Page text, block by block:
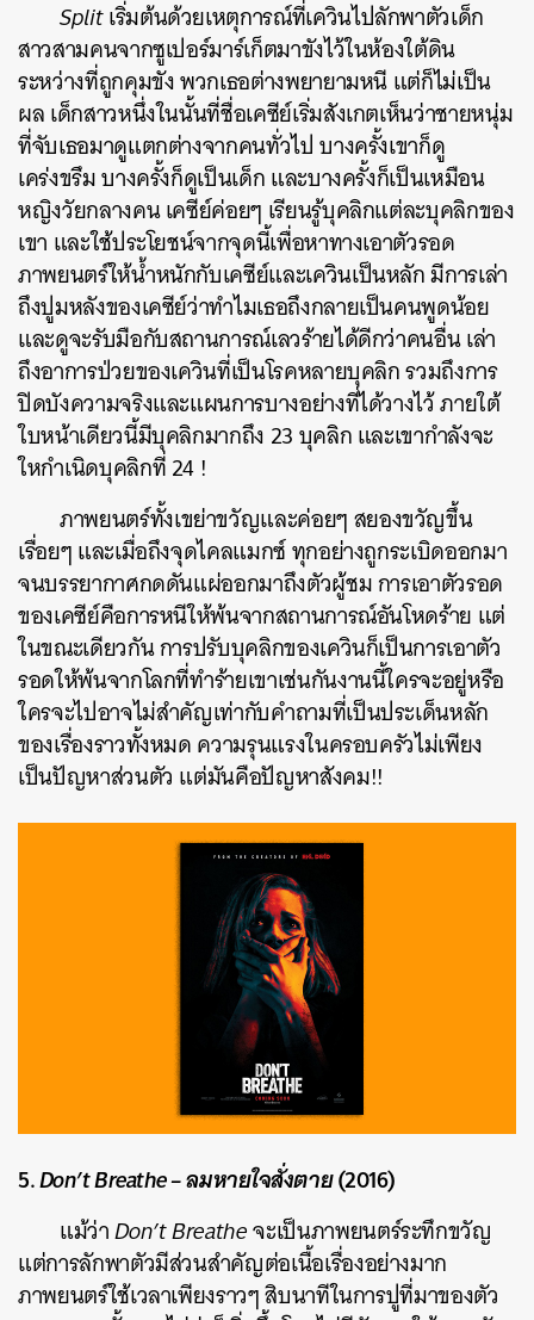
Splitเริ่มต้นด้วยเหตุการณ์ที่เควินไปลักพาตัวเด็ก
สาวสามคนจากซูเปอร์มาร์เก็ตมาขังไว้ในห้องใต้ดิน
ระหว่างที่ถูกคุมขัง พวกเธอต่างพยายามหนี แต่ก็ไม่เป็น
ผล เด็กสาวหนึ่งในนั้นที่ชื่อเคซีย์เริ่มสังเกตเห็นว่าชายหนุ่ม
ที่จับเธอมาดูแตกต่างจากคนทั่วไป บางครั้งเขาก็ดู
เคร่งขรึม บางครั้งก็ดูเป็นเด็ก และบางครั้งก็เป็นเหมือน
หญิงวัยกลางคน เคซีย์ค่อยๆ เรียนรู้บุคลิกแต่ละบุคลิกของ
เขา และใช้ประโยชน์จากจุดนี้เพื่อหาทางเอาตัวรอด
ภาพยนตร์ให้น้ำหนักกับเคซีย์และเควินเป็นหลัก มีการเล่า
ถึงปูมหลังของเคซีย์ว่าทำไมเธอถึงกลายเป็นคนพูดน้อย
และดูจะรับมือกับสถานการณ์เลวร้ายได้ดีกว่าคนอื่น เล่า
ถึงอาการป่วยของเควินที่เป็นโรคหลายบุคลิก รวมถึงการ
ปิดบังความจริงและแผนการบางอย่างที่ได้วางไว้ ภายใต้
ใบหน้าเดียวนี้มีบุคลิกมากถึง 23 บุคลิก และเขากำลังจะ
ใหกำเนิดบุคลิกที่ 24 !
ภาพยนตร์ทั้งเขย่าขวัญและค่อยๆ สยองขวัญขึ้น
เรื่อยๆ และเมื่อถึงจุดไคลแมกซ์ ทุกอย่างถูกระเบิดออกมา
จนบรรยากาศกดดันแผ่ออกมาถึงตัวผู้ชม การเอาตัวรอด
ของเคซีย์คือการหนีให้พ้นจากสถานการณ์อันโหดร้าย แต่
ในขณะเดียวกัน การปรับบุคลิกของเควินก็เป็นการเอาตัว
รอดให้พ้นจากโลกที่ทำร้ายเขาเช่นกันงานนี้ใครจะอยู่หรือ
ใครจะไปอาจไม่สำคัญเท่ากับคำถามที่เป็นประเด็นหลัก
ของเรื่องราวทั้งหมด ความรุนแรงในครอบครัวไม่เพียง
เป็นปัญหาส่วนตัว แต่มันคือปัญหาสังคม!!
5.Don’t Breathe – ลมหายใจสั่งตาย(2016)
แม้ว่าDon’t Breatheจะเป็นภาพยนตร์ระทึกขวัญ
แต่การลักพาตัวมีส่วนสำคัญต่อเนื้อเรื่องอย่างมาก
ภาพยนตร์ใช้เวลาเพียงราวๆ สิบนาทีในการปูที่มาของตัว